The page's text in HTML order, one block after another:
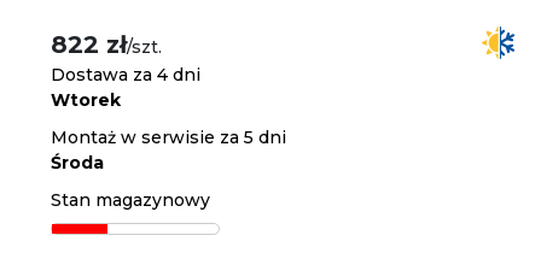
822 zł/szt.
Dostawa za 4 dni
Wtorek
Montaż w serwisie za 5 dni
Środa
Stan magazynowy